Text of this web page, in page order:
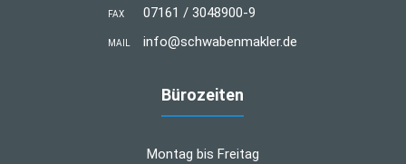
FAX 07161 / 3048900-9
MAIL info@schwabenmakler.de
Bürozeiten
Montag bis Freitag